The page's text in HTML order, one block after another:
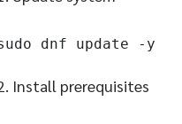
dnf update -y
Install prerequisites